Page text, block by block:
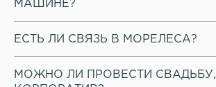
МАШИНЕ?
ЕСТЬ ЛИ СВЯЗЬ В МОРЕЛЕСА?
МОЖНО ЛИ ПРОВЕСТИ СВАДЬБУ,